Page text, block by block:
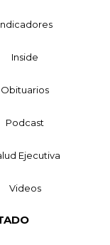
Inside
Obituarios
Podcast
Ejecutiva
Videos